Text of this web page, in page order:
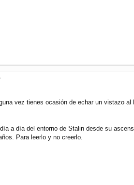
vez tienes ocasión de echar un vistazo al
a día del entorno de Stalin desde su
Para leerlo y no creerlo.